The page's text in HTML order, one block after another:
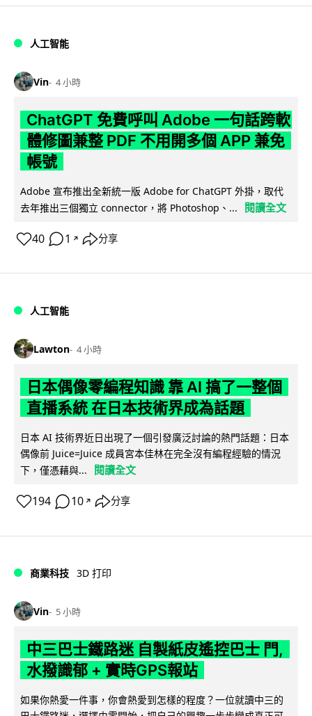
人工智能
Vin 4 小時
ChatGPT 免費呼叫 Adobe 一句話跨軟
體修圖兼整 PDF 不用開多個 APP 兼免
帳號
Adobe 宣布推出全新統一版 Adobe for ChatGPT 外掛，取代
去年推出三個獨立 connector，將 Photoshop、...
閱讀全文
40 1 ↗ 分享
人工智能
Lawton 4 小時
日本偶像零編程知識 靠 AI 搞了一整個
直播系統 在日本技術界成為話題
日本 AI 技術界近日出現了一個引發廣泛討論的熱門話題：日本
偶像前 Juice=Juice 成員宮本佳林在完全沒有編程經驗的情況
下，僅憑藉與...
閱讀全文
194 10 ↗ 分享
商業科技 3D 打印
Vin 5 小時
中三巴士鐵路迷 自製紙皮遙控巴士 門,
水撥識郁 + 實時GPS報站
如果你熱愛一件事，你會熱愛到怎樣的程度？一位就讀中三的